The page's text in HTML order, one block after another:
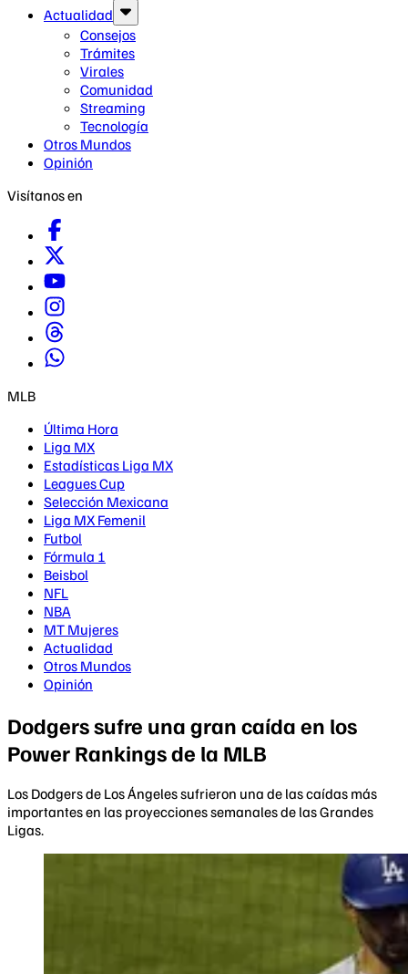
Actualidad
Consejos
Trámites
Virales
Comunidad
Streaming
Tecnología
Otros Mundos
Opinión
Visítanos en
MLB
Última Hora
Liga MX
Estadísticas Liga MX
Leagues Cup
Selección Mexicana
Liga MX Femenil
Futbol
Fórmula 1
Beisbol
NFL
NBA
MT Mujeres
Actualidad
Otros Mundos
Opinión
Dodgers sufre una gran caída en los
Power Rankings de la MLB
Los Dodgers de Los Ángeles sufrieron una de las caídas más
importantes en las proyecciones semanales de las Grandes
Ligas.